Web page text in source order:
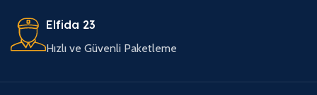
Elfida 23
Hızlı ve Güvenli Paketleme